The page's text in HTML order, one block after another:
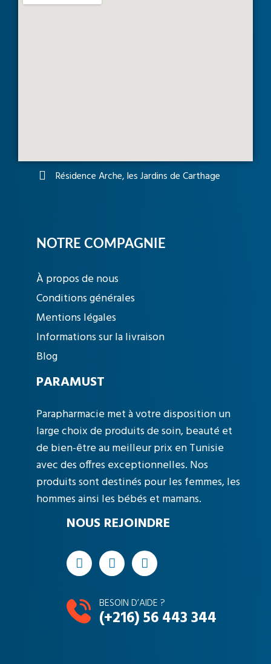
Résidence Arche, les Jardins de Carthage
NOTRE COMPAGNIE
À propos de nous
Conditions générales
Mentions légales
Informations sur la livraison
Blog
PARAMUST
Parapharmacie met à votre disposition un
large choix de produits de soin, beauté et
de bien-être au meilleur prix en Tunisie
avec des offres exceptionnelles. Nos
produits sont destinés pour les femmes, les
hommes ainsi les bébés et mamans.
NOUS REJOINDRE
BESOIN D’AIDE ?
(+216) 56 443 344